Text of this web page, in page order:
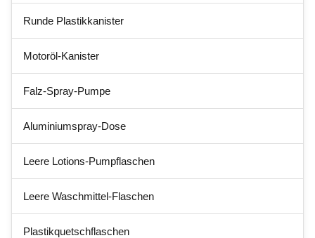
Runde Plastikkanister
Motoröl-Kanister
Falz-Spray-Pumpe
Aluminiumspray-Dose
Leere Lotions-Pumpflaschen
Leere Waschmittel-Flaschen
Plastikquetschflaschen